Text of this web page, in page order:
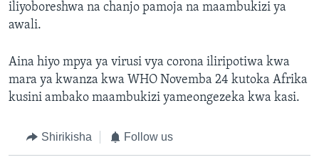
iliyoboreshwa na chanjo pamoja na maambukizi ya
awali.
Aina hiyo mpya ya virusi vya corona iliripotiwa kwa
mara ya kwanza kwa WHO Novemba 24 kutoka Afrika
kusini ambako maambukizi yameongezeka kwa kasi.
Shirikisha Follow us